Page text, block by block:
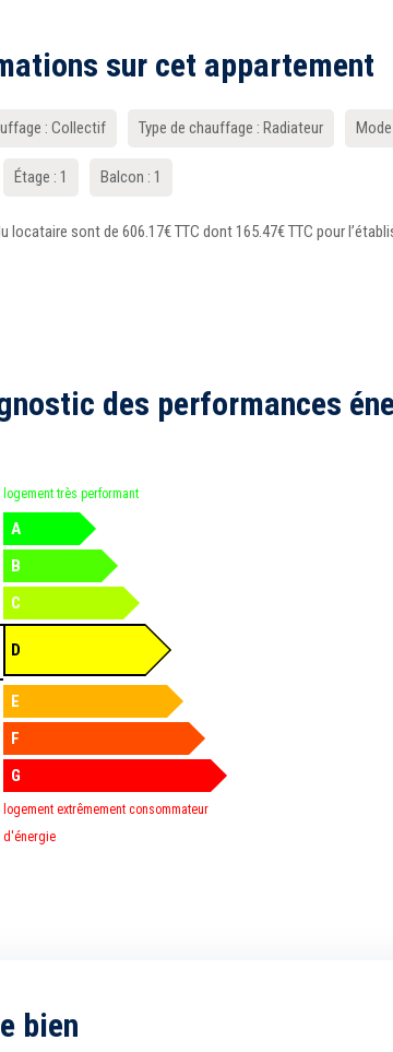
sur cet appartement
: Collectif Type de chauffage : Radiateur
Étage : 1 Balcon : 1
locataire sont de 606.17€ TTC dont 165.47€ TTC pour
des performances
logement très performant
A
B
C
D
E
F
G
logement extrêmement consommateur
d'énergie
bien